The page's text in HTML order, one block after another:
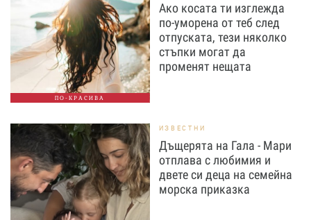
ПО-КРАСИВА
Ако косата ти изглежда
по-уморена от теб след
отпуската, тези няколко
стъпки могат да
променят нещата
ИЗВЕСТНИ
Дъщерята на Гала - Мари
отплава с любимия и
двете си деца на семейна
морска приказка